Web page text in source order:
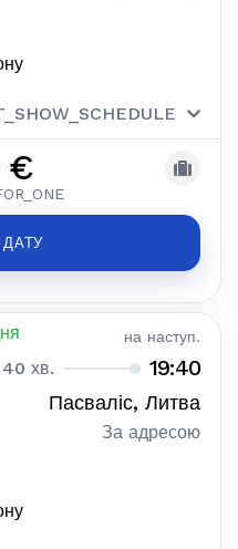
€
на наступ.
хв. 19:40
Пасваліс, Литва
За адресою